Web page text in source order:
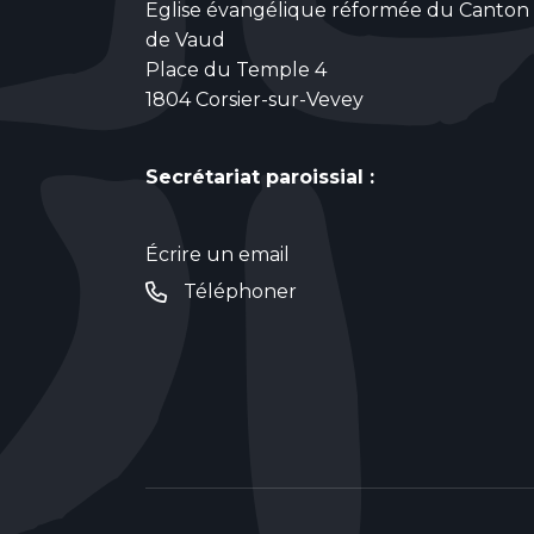
Eglise évangélique réformée du Canton
de Vaud
Place du Temple 4
1804 Corsier-sur-Vevey
Secrétariat paroissial :
Écrire un email
Téléphoner